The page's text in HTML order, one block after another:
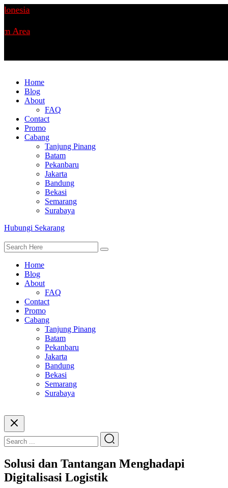
Home
Blog
About
FAQ
Contact
Promo
Cabang
Tanjung Pinang
Batam
Pekanbaru
Jakarta
Bandung
Bekasi
Semarang
Surabaya
Hubungi Sekarang
Home
Blog
About
FAQ
Contact
Promo
Cabang
Tanjung Pinang
Batam
Pekanbaru
Jakarta
Bandung
Bekasi
Semarang
Surabaya
Solusi dan Tantangan Menghadapi
Digitalisasi Logistik